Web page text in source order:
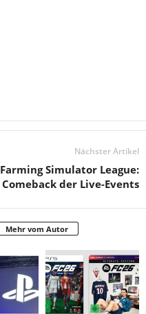
Nächster Artikel
Farming Simulator League:
Comeback der Live-Events
Mehr vom Autor